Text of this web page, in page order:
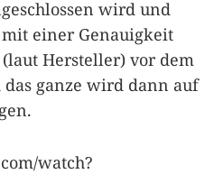
wird und
einer Genauigkeit
Hersteller) vor dem
ganze wird dann auf
watch?